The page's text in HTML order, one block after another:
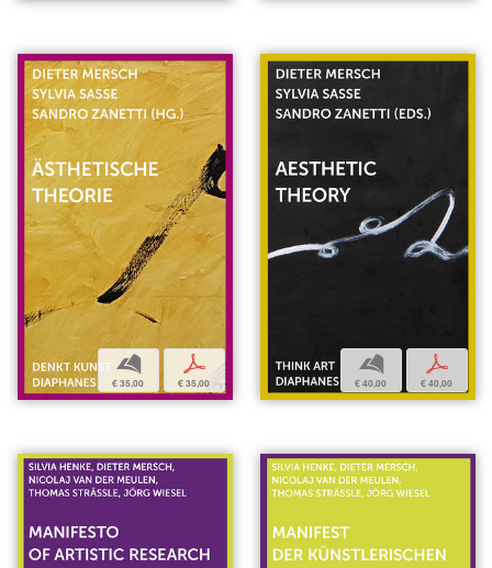
b
€ 35,00
p
€ 35,00
b
€ 40,00
p
€ 40,00